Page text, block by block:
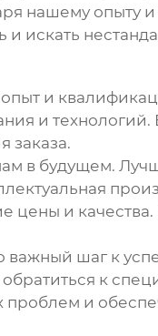
нашему опыту
и искать
и
и технологий.
заказа.
в будущем.
и
важный шаг к
к
и